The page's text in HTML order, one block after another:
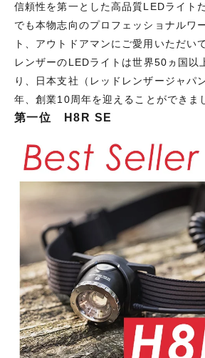
信頼性を第一とした高品質LEDライト
でも本物志向のプロフェッショナルワ
ト、アウトドアマンにご愛用いただい
レンザーのLEDライトは世界50ヵ国以
り、日本支社（レッドレンザージャパ
年、創業10周年を迎えることができま
第一位 H8R SE